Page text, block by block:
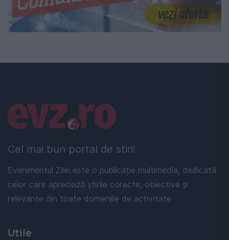
Cel mai bun portal de stiri!
Evenimentul Zilei este o publicație multimedia, dedicată
celor care apreciază știrile corecte, obiective și
relevante din toate domeniile de activitate
Linkuri utile
Utile